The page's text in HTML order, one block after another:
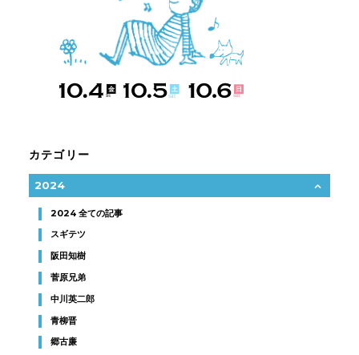
カテゴリー
2024
2024 全ての記事
スギテツ
阪田知樹
菅原兄弟
中川英二郎
青柳晋
郷古廉